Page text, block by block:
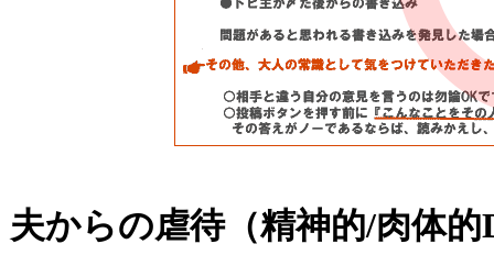
夫からの虐待（精神的/肉体